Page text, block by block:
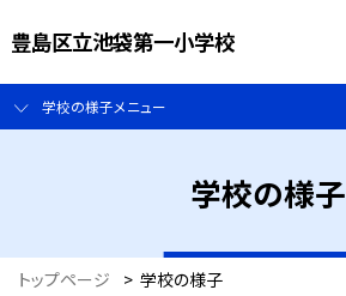
豊島区立池袋第一小学校
学校の様子メニュー
学校の様子
トップページ > 学校の様子